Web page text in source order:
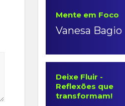
Mente em Foco
Vanesa Bagio
Deixe Fluir -
Reflexões que
transformam!